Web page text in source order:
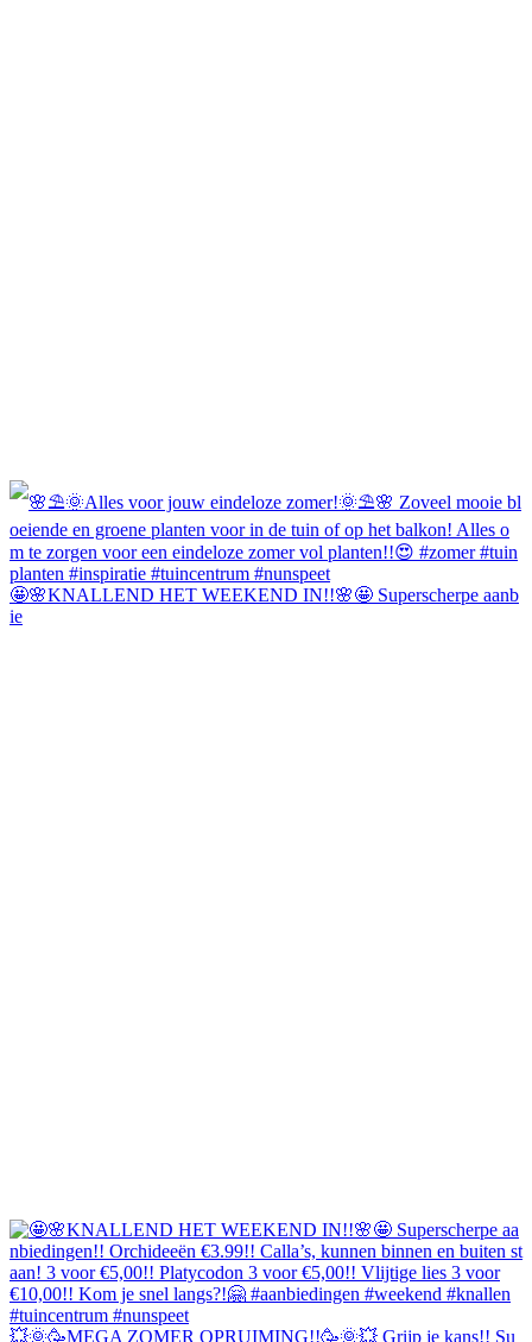
🤩🌸KNALLEND HET WEEKEND IN!!🌸🤩 Superscherpe aanb
ie
💥🌞🥳MEGA ZOMER OPRUIMING!!🥳🌞💥 Grijp je kans!! Su